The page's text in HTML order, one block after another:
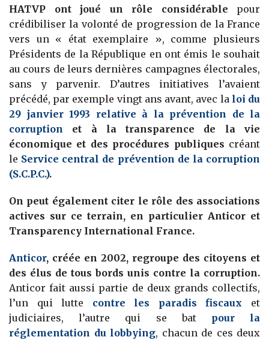
HATVP ont joué un rôle considérable pour
crédibiliser la volonté de progression de la France
vers un « état exemplaire », comme plusieurs
Présidents de la République en ont émis le souhait
au cours de leurs dernières campagnes électorales,
sans y parvenir. D’autres initiatives l’avaient
précédé, par exemple vingt ans avant, avec la loi du
29 janvier 1993 relative à la prévention de la
corruption et à la transparence de la vie
économique et des procédures publiques créant
le Service central de prévention de la corruption
(S.C.P.C.).
On peut également citer le rôle des associations
actives sur ce terrain, en particulier Anticor et
Transparency International France.
Anticor, créée en 2002, regroupe des citoyens et
des élus de tous bords unis contre la corruption.
Anticor fait aussi partie de deux grands collectifs,
l’un qui lutte contre les paradis fiscaux
et
judiciaires, l’autre qui se bat pour la
réglementation du lobbying, chacun de ces deux